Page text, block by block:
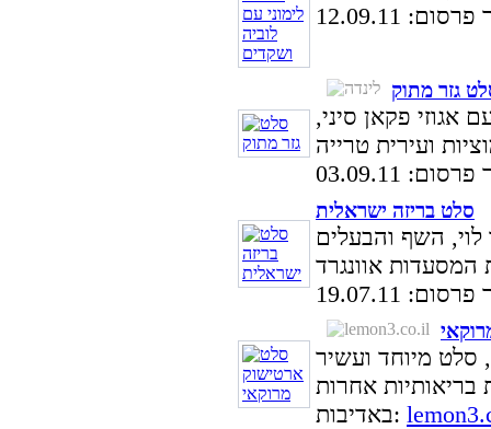
12.09.11
גזר מתוק
אגוזי פקאן סיני,
03.09.11
סלט בריזה ישראלית
לוי, השף והבעלים
19.07.11
סלט מיוחד ועשיר
באדיבות: